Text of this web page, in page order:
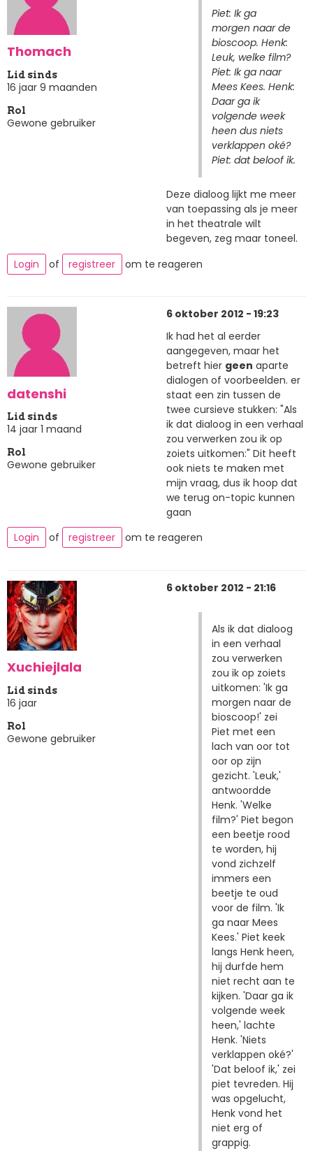
Thomach
Lid sinds
16 jaar 9 maanden
Rol
Gewone gebruiker
Piet: Ik ga
morgen naar de
bioscoop. Henk:
Leuk, welke film?
Piet: Ik ga naar
Mees Kees. Henk:
Daar ga ik
volgende week
heen dus niets
verklappen oké?
Piet: dat beloof ik.
Deze dialoog lijkt me meer
van toepassing als je meer
in het theatrale wilt
begeven, zeg maar toneel.
Login
of registreer om te reageren
datenshi
Lid sinds
14 jaar 1 maand
Rol
Gewone gebruiker
6 oktober 2012 - 19:23
Ik had het al eerder
aangegeven, maar het
betreft hier geen aparte
dialogen of voorbeelden. er
staat een zin tussen de
twee cursieve stukken: "Als
ik dat dialoog in een verhaal
zou verwerken zou ik op
zoiets uitkomen:" Dit heeft
ook niets te maken met
mijn vraag, dus ik hoop dat
we terug on-topic kunnen
gaan
Login
of registreer om te reageren
Xuchiejlala
Lid sinds
16 jaar
Rol
Gewone gebruiker
6 oktober 2012 - 21:16
Als ik dat dialoog
in een verhaal
zou verwerken
zou ik op zoiets
uitkomen: 'Ik ga
morgen naar de
bioscoop!' zei
Piet met een
lach van oor tot
oor op zijn
gezicht. 'Leuk,'
antwoordde
Henk. 'Welke
film?' Piet begon
een beetje rood
te worden, hij
vond zichzelf
immers een
beetje te oud
voor de film. 'Ik
ga naar Mees
Kees.' Piet keek
langs Henk heen,
hij durfde hem
niet recht aan te
kijken. 'Daar ga ik
volgende week
heen,' lachte
Henk. 'Niets
verklappen oké?'
'Dat beloof ik,' zei
piet tevreden. Hij
was opgelucht,
Henk vond het
niet erg of
grappig.